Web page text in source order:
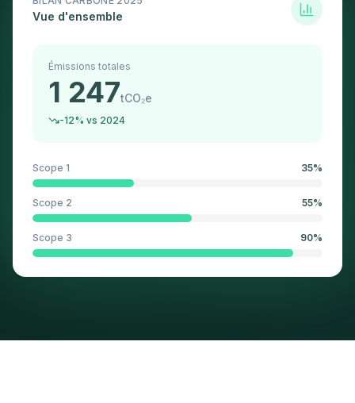
Vue d'ensemble
Émissions totales
1 247tCO₂e
-12% vs 2024
Scope 1 35%
Scope 2 55%
Scope 3 90%